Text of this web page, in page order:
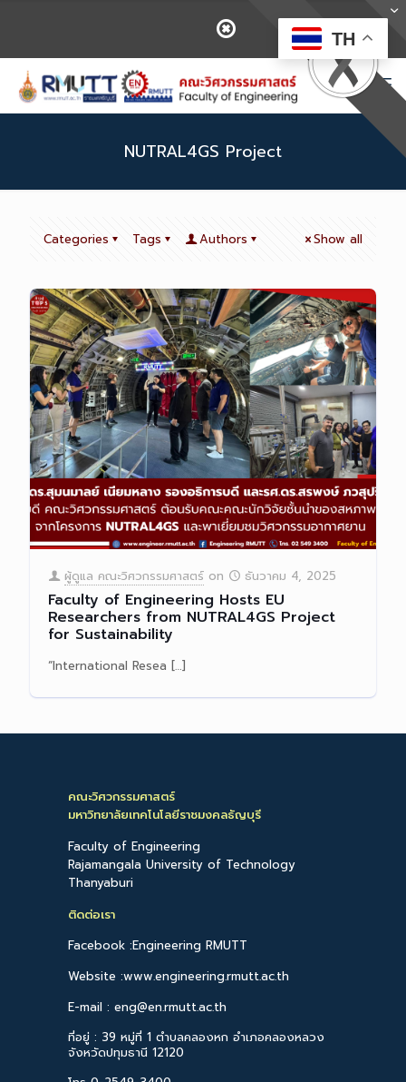
NUTRAL4GS Project
Categories Tags Authors Show all
ผู้ดูแล คณะวิศวกรรมศาสตร์ on ธันวาคม 4, 2025
Faculty of Engineering Hosts EU
Researchers from NUTRAL4GS Project
for Sustainability
“International Resea […]
คณะวิศวกรรมศาสตร์
มหาวิทยาลัยเทคโนโลยีราชมงคลธัญบุรี
Faculty of Engineering
Rajamangala University of Technology
Thanyaburi
ติดต่อเรา
Facebook :Engineering RMUTT
Website :www.engineering.rmutt.ac.th
E-mail : eng@en.rmutt.ac.th
ที่อยู่ : 39 หมู่ที่ 1 ตำบลคลองหก อำเภอคลองหลวง
จังหวัดปทุมธานี 12120
TH